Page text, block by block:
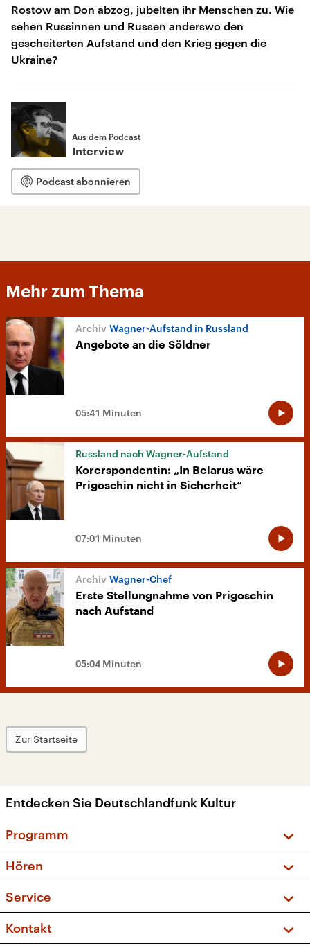
Rostow am Don abzog, jubelten ihr Menschen zu. Wie
sehen Russinnen und Russen anderswo den
gescheiterten Aufstand und den Krieg gegen die
Ukraine?
Aus dem Podcast
Interview
Podcast abonnieren
Mehr zum Thema
Wagner-Aufstand in Russland
Angebote an die Söldner
05:41 Minuten
Russland nach Wagner-Aufstand
Korerspondentin: „In Belarus wäre
Prigoschin nicht in Sicherheit“
07:01 Minuten
Wagner-Chef
Erste Stellungnahme von Prigoschin
nach Aufstand
05:04 Minuten
Zur Startseite
Entdecken Sie Deutschlandfunk Kultur
Programm
Sendungen und Podcasts
Musikliste
Kakadu – Das Kinderprogramm
Hören
Frequenzen (UKW + DAB+)
Service
FAQ
Apps
Kontakt